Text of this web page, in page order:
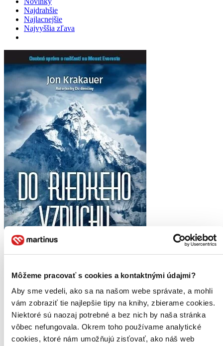
Môžeme pracovať s cookies a kontaktnými údajmi?
Aby sme vedeli, ako sa na našom webe správate, a mohli
vám zobraziť tie najlepšie tipy na knihy, zbierame cookies.
Niektoré sú naozaj potrebné a bez nich by naša stránka
vôbec nefungovala. Okrem toho používame analytické
cookies, ktoré nám umožňujú zisťovať, ako náš web
Najdrahšie
Najlacnejšie
Najvyššia zľava
Jon Krakauer
V marci 1996 ma časopis Outside vyslal do Nepálu, aby som sa
zúčastnil a napísal o horskými vodcami vedenom výstupe na Mount
Everest. Šiel som naň ako jeden z ôsmich klientov expedície,
vedenej známym vodcom...
Kniha pevná väzba s prebalom